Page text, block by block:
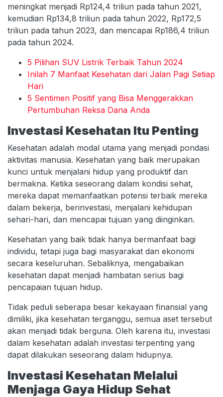
meningkat menjadi Rp124,4 triliun pada tahun 2021,
kemudian Rp134,8 triliun pada tahun 2022, Rp172,5
triliun pada tahun 2023, dan mencapai Rp186,4 triliun
pada tahun 2024.
5 Pilihan SUV Listrik Terbaik Tahun 2024
Inilah 7 Manfaat Kesehatan dari Jalan Pagi Setiap
Hari
5 Sentimen Positif yang Bisa Menggerakkan
Pertumbuhan Reksa Dana Anda
Investasi Kesehatan Itu Penting
Kesehatan adalah modal utama yang menjadi pondasi
aktivitas manusia. Kesehatan yang baik merupakan
kunci untuk menjalani hidup yang produktif dan
bermakna. Ketika seseorang dalam kondisi sehat,
mereka dapat memanfaatkan potensi terbaik mereka
dalam bekerja, berinvestasi, menjalani kehidupan
sehari-hari, dan mencapai tujuan yang diinginkan.
Kesehatan yang baik tidak hanya bermanfaat bagi
individu, tetapi juga bagi masyarakat dan ekonomi
secara keseluruhan. Sebaliknya, mengabaikan
kesehatan dapat menjadi hambatan serius bagi
pencapaian tujuan hidup.
Tidak peduli seberapa besar kekayaan finansial yang
dimiliki, jika kesehatan terganggu, semua aset tersebut
akan menjadi tidak berguna. Oleh karena itu, investasi
dalam kesehatan adalah investasi terpenting yang
dapat dilakukan seseorang dalam hidupnya.
Investasi Kesehatan Melalui
Menjaga Gaya Hidup Sehat